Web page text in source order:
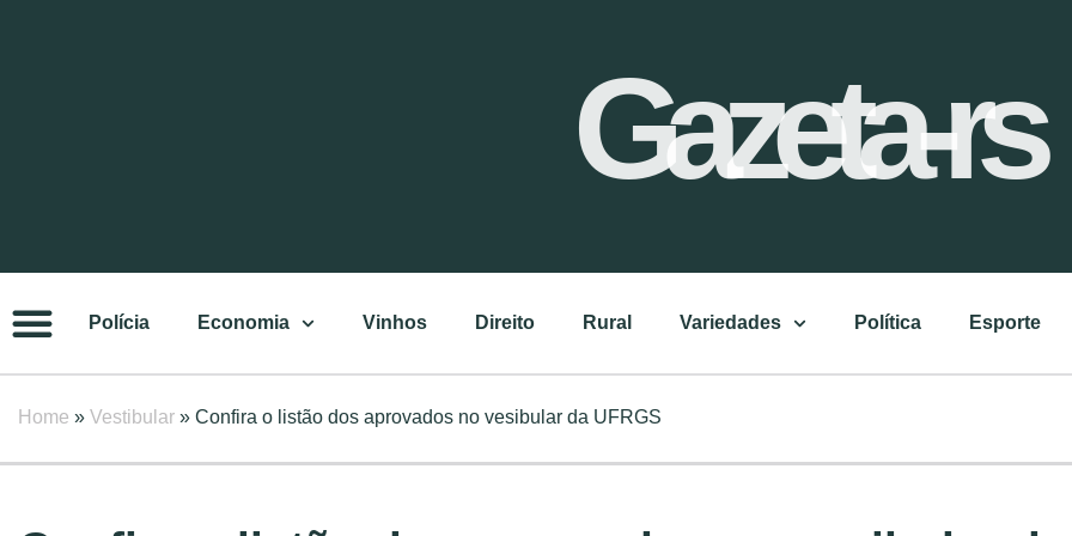
Gazeta-rs
Polícia Economia Vinhos Direito Rural Variedades Política Esporte
Home » Vestibular » Confira o listão dos aprovados no vesibular da UFRGS